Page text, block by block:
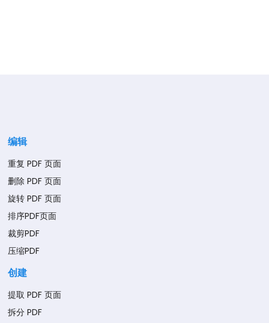
编辑
重复 PDF 页面
删除 PDF 页面
旋转 PDF 页面
排序PDF页面
裁剪PDF
压缩PDF
创建
提取 PDF 页面
拆分 PDF